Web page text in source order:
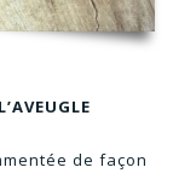
de façon